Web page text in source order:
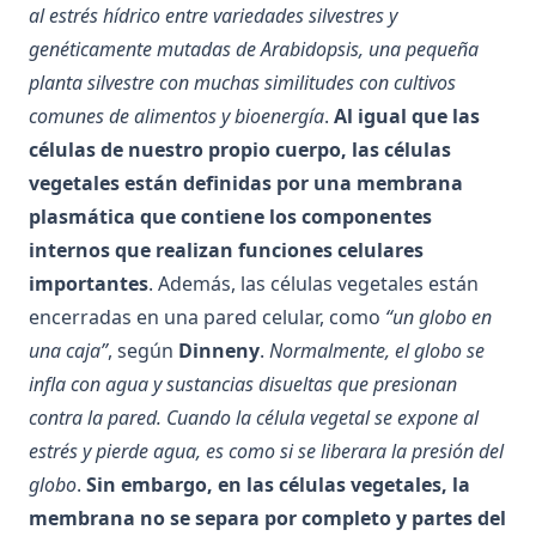
al estrés hídrico entre variedades silvestres y
genéticamente mutadas de Arabidopsis, una pequeña
planta silvestre con muchas similitudes con cultivos
comunes de alimentos y bioenergía. Al igual que las
células de nuestro propio cuerpo, las células
vegetales están definidas por una membrana
plasmática que contiene los componentes
internos que realizan funciones celulares
importantes. Además, las células vegetales están
encerradas en una pared celular, como “un globo en
una caja”, según Dinneny. Normalmente, el globo se
infla con agua y sustancias disueltas que presionan
contra la pared. Cuando la célula vegetal se expone al
estrés y pierde agua, es como si se liberara la presión del
globo. Sin embargo, en las células vegetales, la
membrana no se separa por completo y partes del